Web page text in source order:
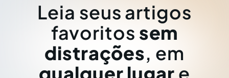
Leia seus artigos
favoritos sem
distrações, em
qualquer lugar e